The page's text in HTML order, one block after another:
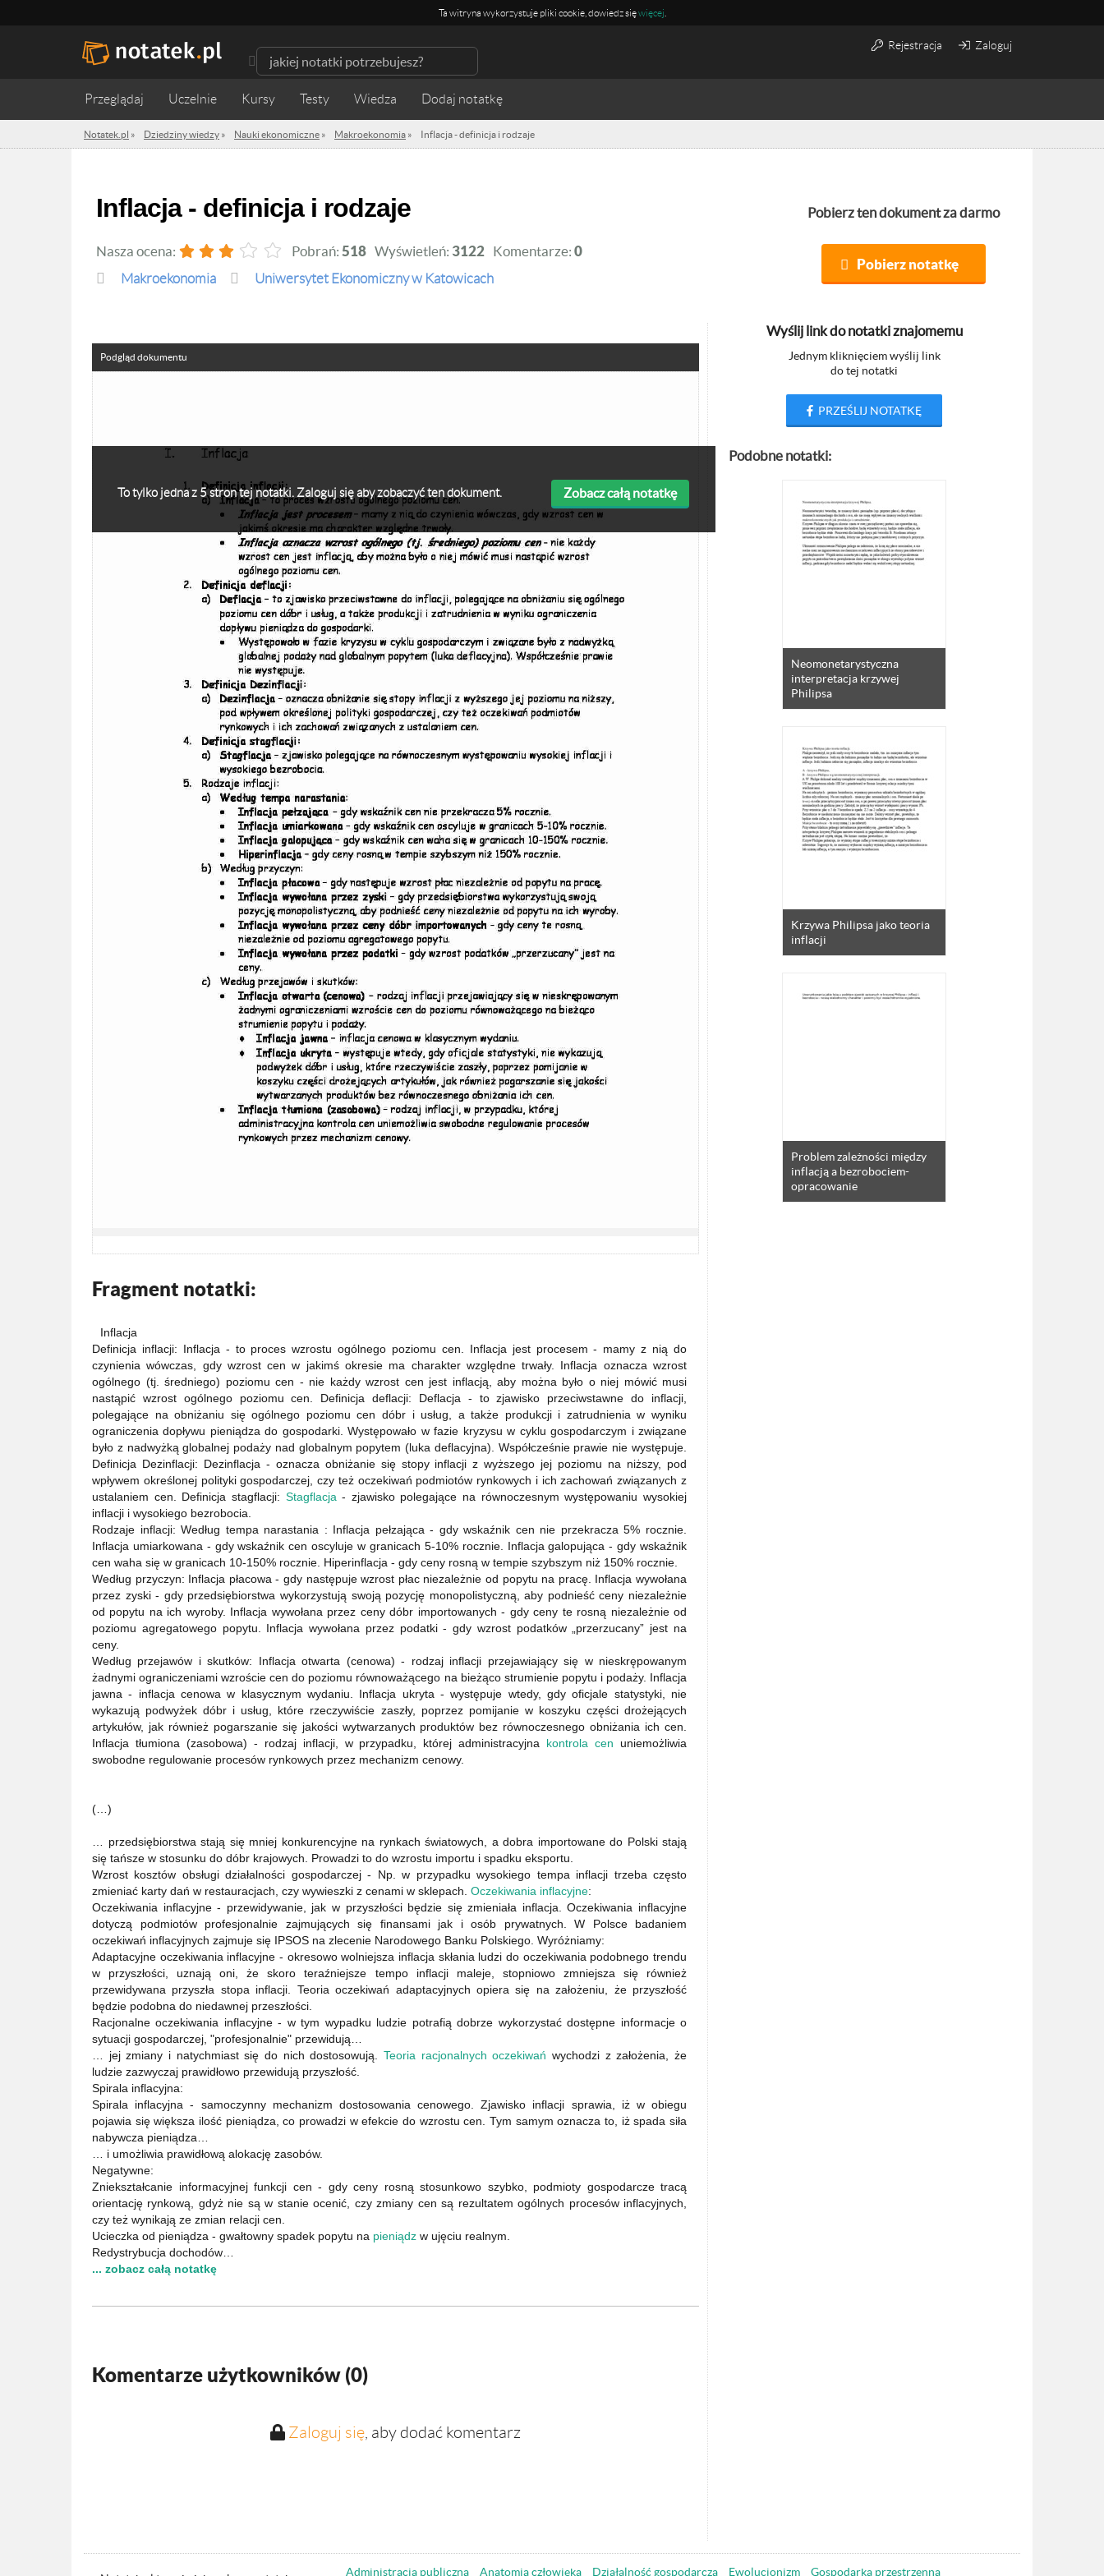
Ta witryna wykorzystuje pliki cookie, dowiedz sięwięcej
Rejestracja Zaloguj
Przeglądaj Uczelnie Kursy Testy Wiedza
Notatek.pl » Dziedziny wiedzy » Nauki ekonomiczne » Makroekonomia » Inflacja - definicja i rodzaje
Inflacja - definicja i rodzaje
Nasza ocena: Pobrań: 518 Wyświetleń: 3122 Komentarze: 0
Makroekonomia Uniwersytet Ekonomiczny w Katowicach
Pobierz ten dokument za darmo
Pobierz notatkę
To tylko jedna z 5 stron tej notatki. Zaloguj się aby zobaczyć ten dokument. Zobacz całą notatkę
Podgląd dokumentu
Fragment notatki:
Inflacja
Definicja inflacji: Inflacja - to proces wzrostu ogólnego poziomu cen. Inflacja jest procesem - mamy z nią do
czynienia wówczas, gdy wzrost cen w jakimś okresie ma charakter względne trwały. Inflacja oznacza wzrost
ogólnego (tj. średniego) poziomu cen - nie każdy wzrost cen jest inflacją, aby można było o niej mówić musi
nastąpić wzrost ogólnego poziomu cen. Definicja deflacji: Deflacja - to zjawisko przeciwstawne do inflacji,
polegające na obniżaniu się ogólnego poziomu cen dóbr i usług, a także produkcji i zatrudnienia w wyniku
ograniczenia dopływu pieniądza do gospodarki. Występowało w fazie kryzysu w cyklu gospodarczym i związane
było z nadwyżką globalnej podaży nad globalnym popytem (luka deflacyjna). Współcześnie prawie nie występuje.
Definicja Dezinflacji: Dezinflacja - oznacza obniżanie się stopy inflacji z wyższego jej poziomu na niższy, pod
wpływem określonej polityki gospodarczej, czy też oczekiwań podmiotów rynkowych i ich zachowań związanych z
ustalaniem cen. Definicja stagflacji: Stagflacja - zjawisko polegające na równoczesnym występowaniu wysokiej
inflacji i wysokiego bezrobocia.
Rodzaje inflacji: Według tempa narastania : Inflacja pełzająca - gdy wskaźnik cen nie przekracza 5% rocznie.
Inflacja umiarkowana - gdy wskaźnik cen oscyluje w granicach 5-10% rocznie. Inflacja galopująca - gdy wskaźnik
cen waha się w granicach 10-150% rocznie. Hiperinflacja - gdy ceny rosną w tempie szybszym niż 150% rocznie.
Według przyczyn: Inflacja płacowa - gdy następuje wzrost płac niezależnie od popytu na pracę. Inflacja wywołana
przez zyski - gdy przedsiębiorstwa wykorzystują swoją pozycję monopolistyczną, aby podnieść ceny niezależnie
od popytu na ich wyroby. Inflacja wywołana przez ceny dóbr importowanych - gdy ceny te rosną niezależnie od
poziomu agregatowego popytu. Inflacja wywołana przez podatki - gdy wzrost podatków „przerzucany” jest na
ceny.
Według przejawów i skutków: Inflacja otwarta (cenowa) - rodzaj inflacji przejawiający się w nieskrępowanym
żadnymi ograniczeniami wzroście cen do poziomu równoważącego na bieżąco strumienie popytu i podaży. Inflacja
jawna - inflacja cenowa w klasycznym wydaniu. Inflacja ukryta - występuje wtedy, gdy oficjale statystyki, nie
wykazują podwyżek dóbr i usług, które rzeczywiście zaszły, poprzez pomijanie w koszyku części drożejących
artykułów, jak również pogarszanie się jakości wytwarzanych produktów bez równoczesnego obniżania ich cen.
Inflacja tłumiona (zasobowa) - rodzaj inflacji, w przypadku, której administracyjna kontrola cen uniemożliwia
swobodne regulowanie procesów rynkowych przez mechanizm cenowy.
(…)
… przedsiębiorstwa stają się mniej konkurencyjne na rynkach światowych, a dobra importowane do Polski stają
się tańsze w stosunku do dóbr krajowych. Prowadzi to do wzrostu importu i spadku eksportu.
Wzrost kosztów obsługi działalności gospodarczej - Np. w przypadku wysokiego tempa inflacji trzeba często
zmieniać karty dań w restauracjach, czy wywieszki z cenami w sklepach. Oczekiwania inflacyjne:
Oczekiwania inflacyjne - przewidywanie, jak w przyszłości będzie się zmieniała inflacja. Oczekiwania inflacyjne
dotyczą podmiotów profesjonalnie zajmujących się finansami jak i osób prywatnych. W Polsce badaniem
oczekiwań inflacyjnych zajmuje się IPSOS na zlecenie Narodowego Banku Polskiego. Wyróżniamy:
Adaptacyjne oczekiwania inflacyjne - okresowo wolniejsza inflacja skłania ludzi do oczekiwania podobnego trendu
w przyszłości, uznają oni, że skoro teraźniejsze tempo inflacji maleje, stopniowo zmniejsza się również
przewidywana przyszła stopa inflacji. Teoria oczekiwań adaptacyjnych opiera się na założeniu, że przyszłość
będzie podobna do niedawnej przeszłości.
Racjonalne oczekiwania inflacyjne - w tym wypadku ludzie potrafią dobrze wykorzystać dostępne informacje o
sytuacji gospodarczej, "profesjonalnie" przewidują…
… jej zmiany i natychmiast się do nich dostosowują. Teoria racjonalnych oczekiwań wychodzi z założenia, że
ludzie zazwyczaj prawidłowo przewidują przyszłość.
Spirala inflacyjna:
Spirala inflacyjna - samoczynny mechanizm dostosowania cenowego. Zjawisko inflacji sprawia, iż w obiegu
pojawia się większa ilość pieniądza, co prowadzi w efekcie do wzrostu cen. Tym samym oznacza to, iż spada siła
nabywcza pieniądza…
… i umożliwia prawidłową alokację zasobów.
Negatywne:
Zniekształcanie informacyjnej funkcji cen - gdy ceny rosną stosunkowo szybko, podmioty gospodarcze tracą
orientację rynkową, gdyż nie są w stanie ocenić, czy zmiany cen są rezultatem ogólnych procesów inflacyjnych,
czy też wynikają ze zmian relacji cen.
Ucieczka od pieniądza - gwałtowny spadek popytu na pieniądz w ujęciu realnym.
Redystrybucja dochodów…
... zobacz całą notatkę
Komentarze użytkowników (0)
Zaloguj się, aby dodać komentarz
Wyślij link do notatki znajomemu
Jednym kliknięciem wyślij link
do tej notatki
PRZEŚLIJ NOTATKĘ
Podobne notatki:
Neomonetarystyczna
interpretacja krzywej
Philipsa
Krzywa Philipsa jako teoria
inflacji
Problem zależności między
inflacją a bezrobociem-
opracowanie
Administracja publiczna Anatomia człowieka Działalność gospodarcza Ewolucjonizm
Gospodarka przestrzenna